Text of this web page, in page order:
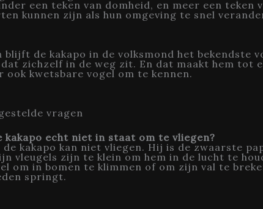
een teken van domheid, en meer een teken
kunnen zijn als hun omgeving te snel
blijft de kakapo in de volksmond het bekendste
zichzelf in de weg zit. En dat maakt hem tot
ook kwetsbare vogel om te kennen.
vragen
kakapo echt niet in staat om te vliegen?
de kakapo kan niet vliegen. Hij is de zwaarste
vleugels zijn te klein om hem in de lucht te
om in bomen te klimmen of om zijn val te
springt.